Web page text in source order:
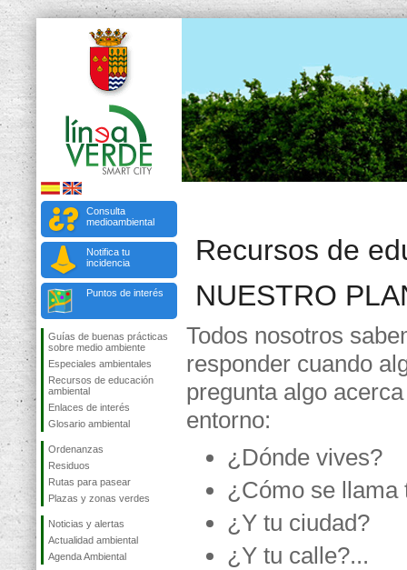
Consulta
medioambiental
Notifica tu
incidencia
Puntos de interés
Guías de buenas prácticas
sobre medio ambiente
Especiales ambientales
Recursos de educación
ambiental
Enlaces de interés
Glosario ambiental
Ordenanzas
Residuos
Rutas para pasear
Plazas y zonas verdes
Noticias y alertas
Actualidad ambiental
Agenda Ambiental
Recursos de
NUESTRO
Todos nosotros
responder cuando
pregunta algo
entorno:
¿Dónde vives?
¿Cómo se llama
¿Y tu ciudad?
¿Y tu calle?...